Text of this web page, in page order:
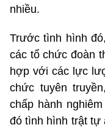
nhiều.
Trước tình hình
các tổ chức đoàn
hợp với các lực
chức tuyên
chấp hành
đó tình hình trật tự